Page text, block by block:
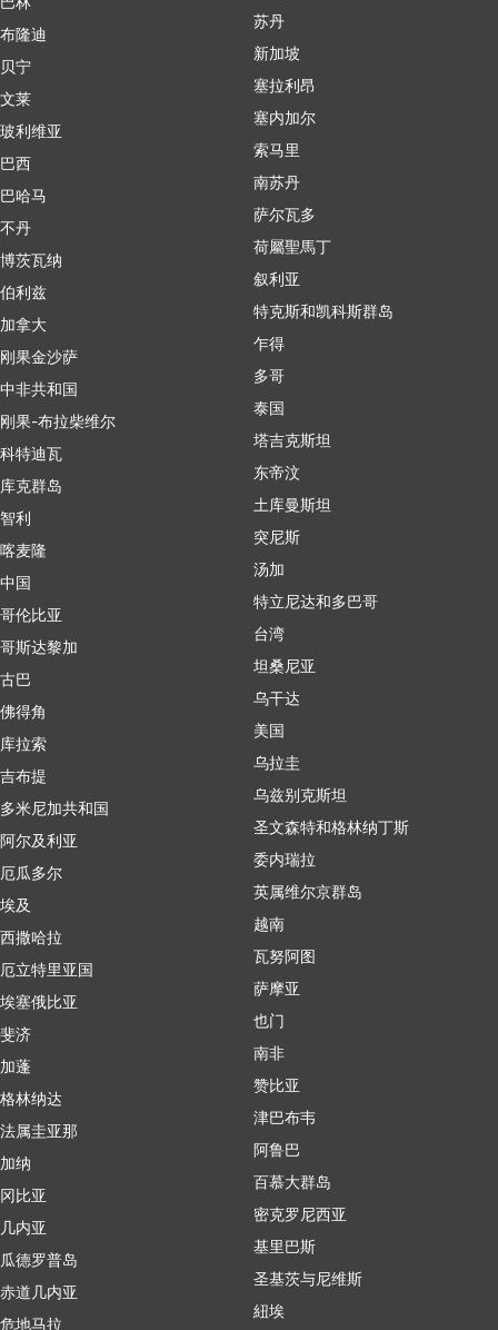
布隆迪
贝宁
文莱
玻利维亚
巴西
巴哈马
不丹
博茨瓦纳
伯利兹
加拿大
刚果金沙萨
中非共和国
刚果-布拉柴维尔
科特迪瓦
库克群岛
智利
喀麦隆
中国
哥伦比亚
哥斯达黎加
古巴
佛得角
库拉索
吉布提
多米尼加共和国
阿尔及利亚
厄瓜多尔
埃及
西撒哈拉
厄立特里亚国
埃塞俄比亚
斐济
加蓬
格林纳达
法属圭亚那
加纳
冈比亚
几内亚
瓜德罗普岛
赤道几内亚
危地马拉
苏丹
新加坡
塞拉利昂
塞内加尔
索马里
南苏丹
萨尔瓦多
荷屬聖馬丁
叙利亚
特克斯和凯科斯群岛
乍得
多哥
泰国
塔吉克斯坦
东帝汶
土库曼斯坦
突尼斯
汤加
特立尼达和多巴哥
台湾
坦桑尼亚
乌干达
美国
乌拉圭
乌兹别克斯坦
圣文森特和格林纳丁斯
委内瑞拉
英属维尔京群岛
越南
瓦努阿图
萨摩亚
也门
南非
赞比亚
津巴布韦
阿鲁巴
百慕大群岛
密克罗尼西亚
基里巴斯
圣基茨与尼维斯
紐埃